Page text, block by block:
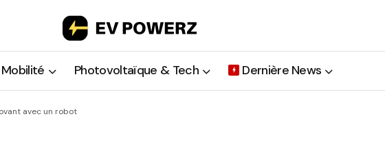
Mobilité Photovoltaïque & Tech Dernière News
avec un robot